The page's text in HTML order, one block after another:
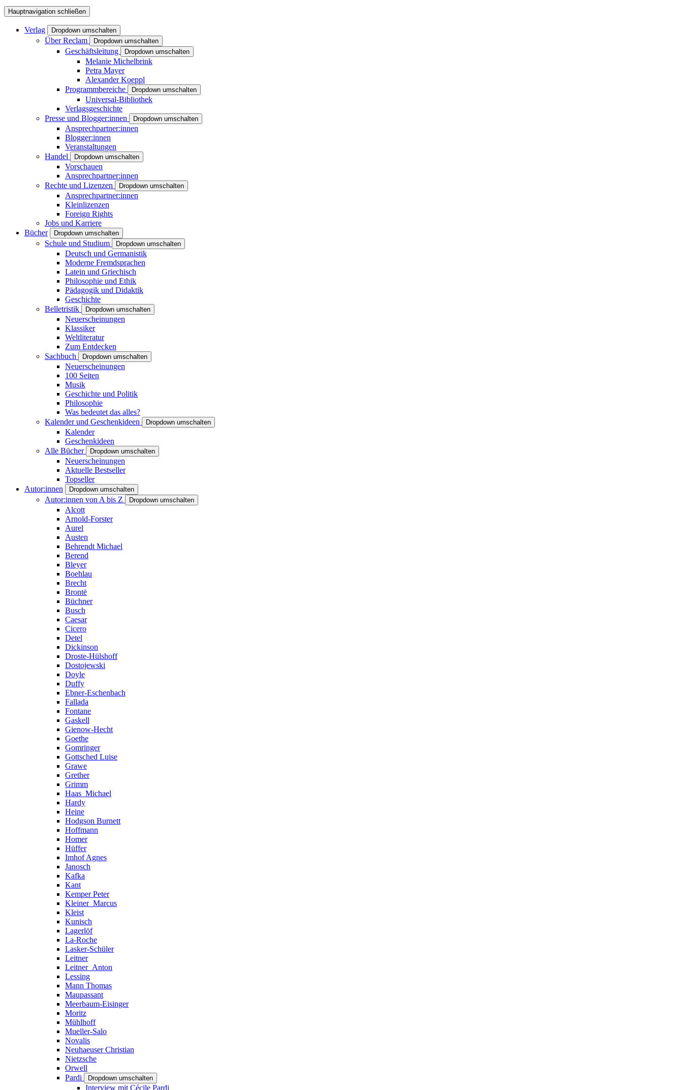
Hauptnavigation schließen
Verlag Dropdown umschalten
Über Reclam Dropdown umschalten
Geschäftsleitung Dropdown umschalten
Melanie Michelbrink
Petra Mayer
Alexander Koeppl
Programmbereiche
Dropdown umschalten
Universal-Bibliothek
Verlagsgeschichte
Presse und Blogger:innen
Dropdown umschalten
Ansprechpartner:innen
Blogger:innen
Veranstaltungen
Handel
Dropdown umschalten
Vorschauen
Ansprechpartner:innen
Rechte und Lizenzen
Dropdown umschalten
Ansprechpartner:innen
Kleinlizenzen
Foreign Rights
Jobs und Karriere
Bücher
Dropdown umschalten
Schule und Studium Dropdown umschalten
Deutsch und Germanistik
Moderne Fremdsprachen
Latein und Griechisch
Philosophie und Ethik
Pädagogik und Didaktik
Geschichte
Belletristik
Dropdown umschalten
Neuerscheinungen
Klassiker
Weltliteratur
Zum Entdecken
Sachbuch
Dropdown umschalten
Neuerscheinungen
100 Seiten
Musik
Geschichte und Politik
Philosophie
Was bedeutet das alles?
Kalender und Geschenkideen
Dropdown umschalten
Kalender
Geschenkideen
Alle Bücher
Dropdown umschalten
Neuerscheinungen
Aktuelle Bestseller
Topseller
Autor:innen
Dropdown umschalten
Autor:innen von A bis Z Dropdown umschalten
Alcott
Arnold-Forster
Aurel
Austen
Behrendt Michael
Berend
Bleyer
Boehlau
Brecht
Brontë
Büchner
Busch
Caesar
Cicero
Detel
Dickinson
Droste-Hülshoff
Dostojewski
Doyle
Duffy
Ebner-Eschenbach
Fallada
Fontane
Gaskell
Gienow-Hecht
Goethe
Gomringer
Gottsched Luise
Grawe
Grether
Grimm
Haas_Michael
Hardy
Heine
Hodgson Burnett
Hoffmann
Homer
Hüffer
Imhof Agnes
Janosch
Kafka
Kant
Kemper Peter
Kleiner_Marcus
Kleist
Kunisch
Lagerlöf
La-Roche
Lasker-Schüler
Leitner
Leitner_Anton
Lessing
Mann Thomas
Maupassant
Meerbaum-Eisinger
Moritz
Mühlhoff
Mueller-Salo
Novalis
Neuhaeuser Christian
Nietzsche
Orwell
Pardi
Dropdown umschalten
Interview mit Cécile Pardi